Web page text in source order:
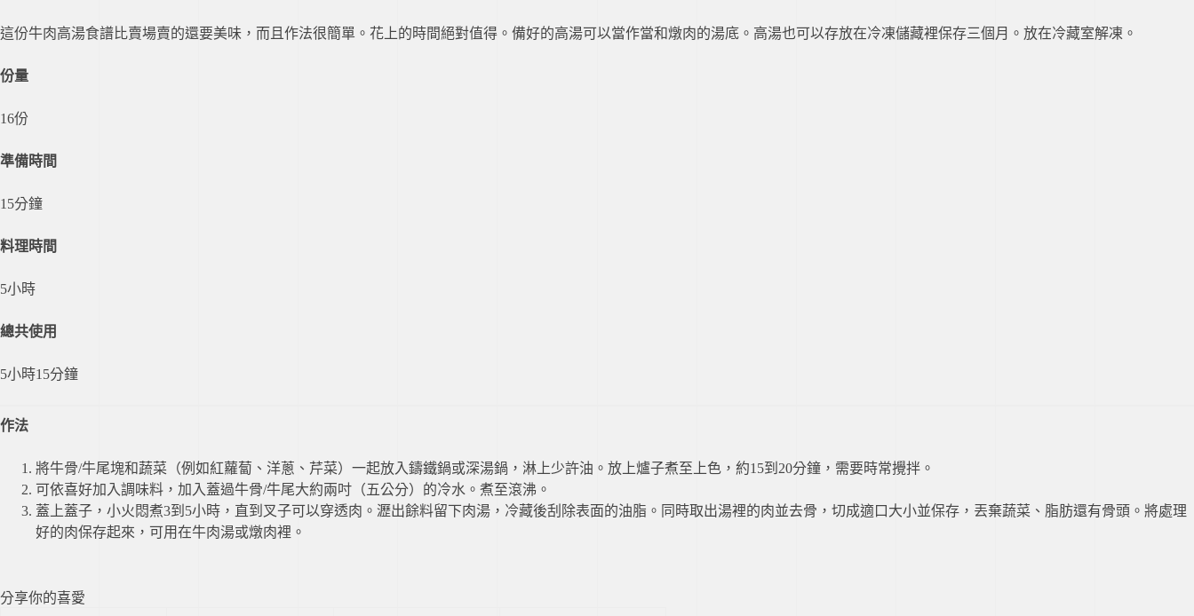
這份牛肉高湯食譜比賣場賣的還要美味，而且作法很簡單。花上的時間絕對值得。備好的高湯可以當作當和燉肉的湯底。高湯也可以存放在冷凍儲藏裡保存三個月。放在冷藏室解凍。
份量
16份
準備時間
15分鐘
料理時間
5小時
總共使用
5小時15分鐘
作法
將牛骨/牛尾塊和蔬菜（例如紅蘿蔔、洋蔥、芹菜）一起放入鑄鐵鍋或深湯鍋，淋上少許油。放上爐子煮至上色，約15到20分鐘，需要時常攪拌。
可依喜好加入調味料，加入蓋過牛骨/牛尾大約兩吋（五公分）的冷水。煮至滾沸。
蓋上蓋子，小火悶煮3到5小時，直到叉子可以穿透肉。瀝出餘料留下肉湯，冷藏後刮除表面的油脂。同時取出湯裡的肉並去骨，切成適口大小並保存，丟棄蔬菜、脂肪還有骨頭。將處理
好的肉保存起來，可用在牛肉湯或燉肉裡。
分享你的喜愛